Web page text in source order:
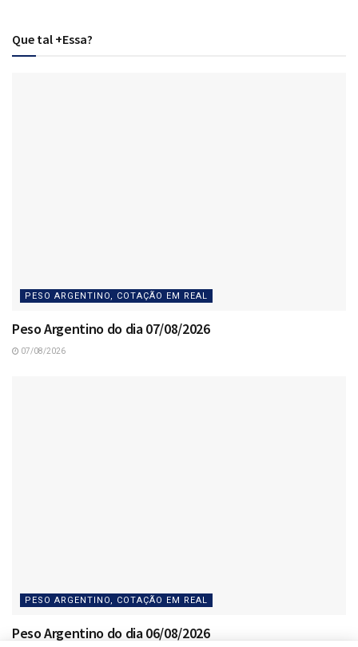
Que tal +Essa?
PESO ARGENTINO, COTAÇÃO EM REAL
Peso Argentino do dia 07/08/2026
07/08/2026
PESO ARGENTINO, COTAÇÃO EM REAL
Peso Argentino do dia 06/08/2026